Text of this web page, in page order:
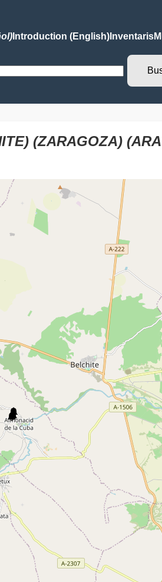
Introduction (English)Inventaris
(ZARAGOZA)